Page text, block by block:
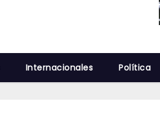
Internacionales Política